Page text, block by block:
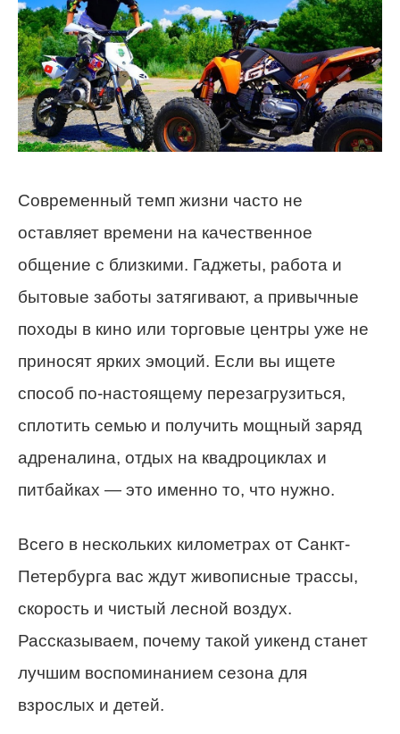
Современный темп жизни часто не
оставляет времени на качественное
общение с близкими. Гаджеты, работа и
бытовые заботы затягивают, а привычные
походы в кино или торговые центры уже не
приносят ярких эмоций. Если вы ищете
способ по-настоящему перезагрузиться,
сплотить семью и получить мощный заряд
адреналина, отдых на квадроциклах и
питбайках — это именно то, что нужно.
Всего в нескольких километрах от Санкт-
Петербурга вас ждут живописные трассы,
скорость и чистый лесной воздух.
Рассказываем, почему такой уикенд станет
лучшим воспоминанием сезона для
взрослых и детей.